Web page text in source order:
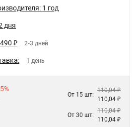
1 год
дня
₽ 2-3 дней
1 день
От 15 шт:
110,04 ₽
110,04 ₽
От 30 шт:
110,04 ₽
110,04 ₽